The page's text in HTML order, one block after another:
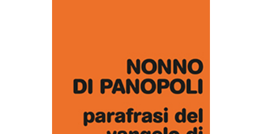
AGGIUNGI AL CARRELLO